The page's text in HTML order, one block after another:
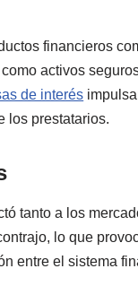
financieros
activos
de interés
los prestatarios.
tanto a los
lo que
entre el sistema